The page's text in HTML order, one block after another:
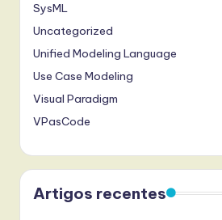
SysML
Uncategorized
Unified Modeling Language
Use Case Modeling
Visual Paradigm
VPasCode
Artigos recentes